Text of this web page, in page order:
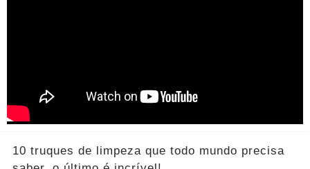
10 truques de limpeza que todo mundo precisa